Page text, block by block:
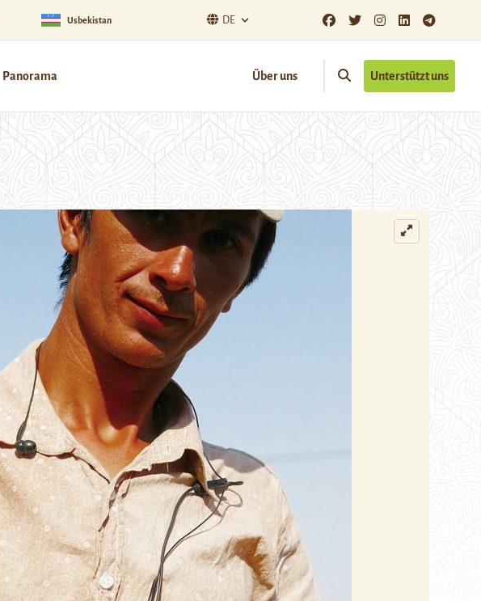
Usbekistan DE
Panorama Über uns Unterstützt uns